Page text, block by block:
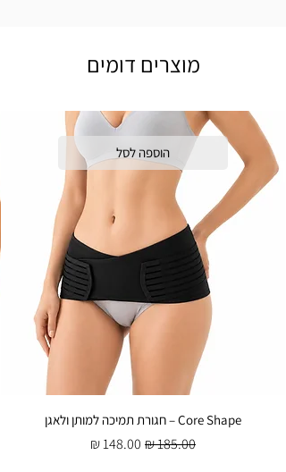
מוצרים דומים
הוספה לסל
Core Shape – חגורת תמיכה למותן ולאגן
מחיר רגיל מחיר מבצע